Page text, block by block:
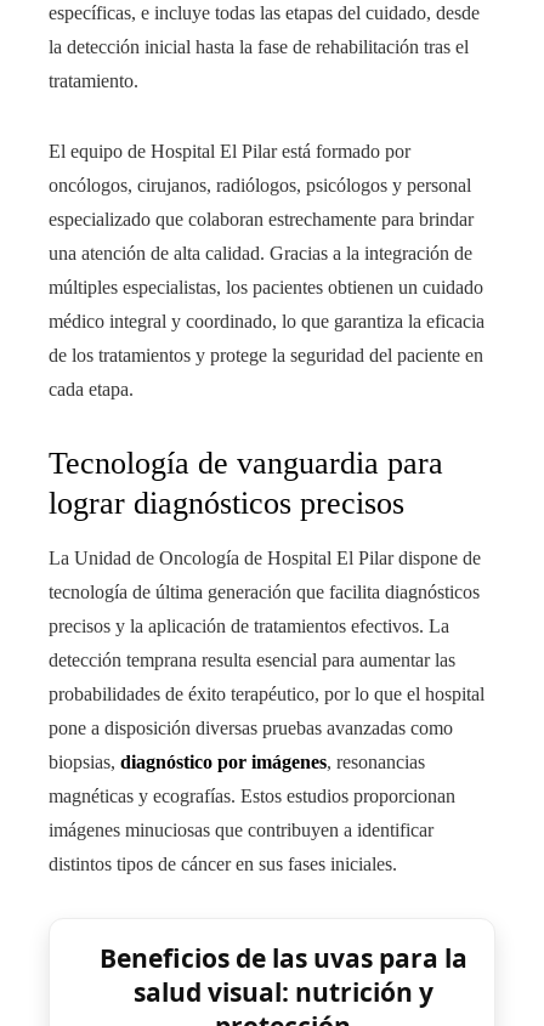
específicas, e incluye todas las etapas del cuidado, desde
la detección inicial hasta la fase de rehabilitación tras el
tratamiento.
El equipo de Hospital El Pilar está formado por
oncólogos, cirujanos, radiólogos, psicólogos y personal
especializado que colaboran estrechamente para brindar
una atención de alta calidad. Gracias a la integración de
múltiples especialistas, los pacientes obtienen un cuidado
médico integral y coordinado, lo que garantiza la eficacia
de los tratamientos y protege la seguridad del paciente en
cada etapa.
Tecnología de vanguardia para
lograr diagnósticos precisos
La Unidad de Oncología de Hospital El Pilar dispone de
tecnología de última generación que facilita diagnósticos
precisos y la aplicación de tratamientos efectivos. La
detección temprana resulta esencial para aumentar las
probabilidades de éxito terapéutico, por lo que el hospital
pone a disposición diversas pruebas avanzadas como
biopsias, diagnóstico por imágenes, resonancias
magnéticas y ecografías. Estos estudios proporcionan
imágenes minuciosas que contribuyen a identificar
distintos tipos de cáncer en sus fases iniciales.
Beneficios de las uvas para la
salud visual: nutrición y